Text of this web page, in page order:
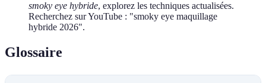
smoky eye hybride, explorez les techniques actualisées.
Recherchez sur YouTube : "smoky eye maquillage
hybride 2026".
Glossaire